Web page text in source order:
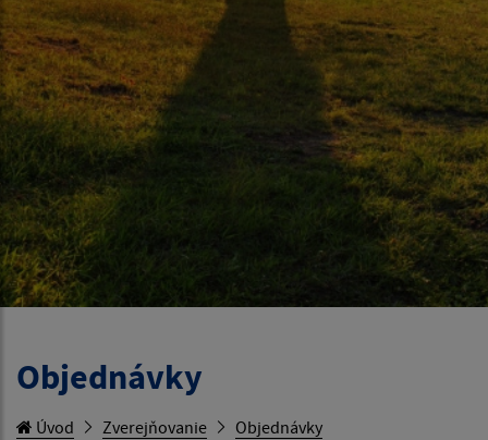
Objednávky
Úvod Zverejňovanie Objednávky